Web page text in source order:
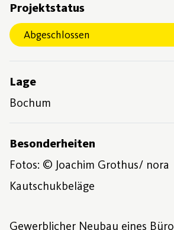
Projektstatus
Abgeschlossen
Lage
Bochum
Besonderheiten
Fotos: © Joachim Grothus/ nora
Kautschukbeläge
Gewerblicher Neubau eines